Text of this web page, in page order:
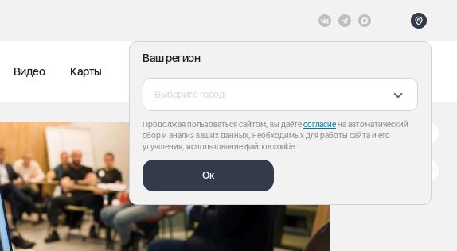
Ваш регион
Выберите город
Продолжая пользоваться сайтом, вы даётесогласиена автоматический
сбор и анализ ваших данных, необходимых для работы сайта и его
улучшения, использование файлов cookie.
Ок
Видео Карты